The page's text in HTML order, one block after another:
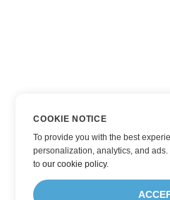
COOKIE NOTICE
To provide you with the best
personalization, analytics, and
toour cookie policy.